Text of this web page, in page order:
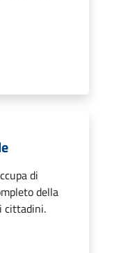
di
della
cittadini.